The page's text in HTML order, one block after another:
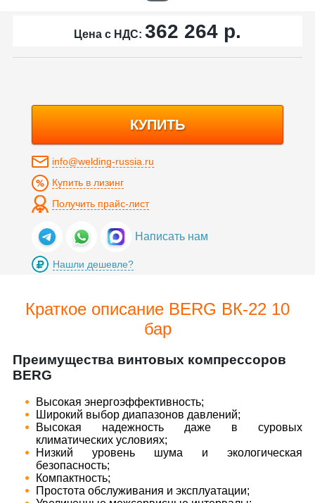
Цена с НДС: 362 264 р.
КУПИТЬ
info@welding-russia.ru
Купить в лизинг
Получить прайс-лист
Написать нам
Нашли дешевле?
Краткое описание BERG ВК-22 10
бар
Преимущества винтовых компрессоров
BERG
​Высокая энергоэффективность;
​Широкий выбор диапазонов давлений;
​Высокая надежность даже в суровых
климатических условиях;
​Низкий уровень шума и экологическая
безопасность;
​Компактность;
​Простота обслуживания и эксплуатации;